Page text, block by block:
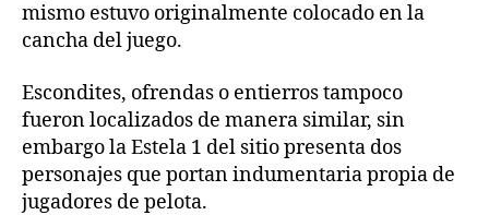
mismo estuvo originalmente colocado en la
cancha del juego.
Escondites, ofrendas o entierros tampoco
fueron localizados de manera similar, sin
embargo la Estela 1 del sitio presenta dos
personajes que portan indumentaria propia de
jugadores de pelota.